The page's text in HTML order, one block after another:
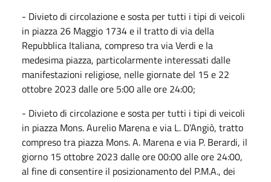
- Divieto di circolazione e sosta per tutti i tipi di veicoli
in piazza 26 Maggio 1734 e il tratto di via della
Repubblica Italiana, compreso tra via Verdi e la
medesima piazza, particolarmente interessati dalle
manifestazioni religiose, nelle giornate del 15 e 22
ottobre 2023 dalle ore 5:00 alle ore 24:00;
- Divieto di circolazione e sosta per tutti i tipi di veicoli
in piazza Mons. Aurelio Marena e via L. D’Angiò, tratto
compreso tra piazza Mons. A. Marena e via P. Berardi, il
giorno 15 ottobre 2023 dalle ore 00:00 alle ore 24:00,
al fine di consentire il posizionamento del P.M.A., dei